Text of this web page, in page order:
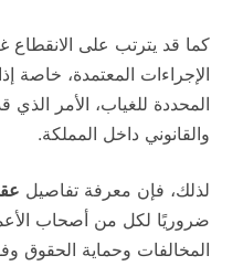
كما قد يترتب على الانقطاع
الإجراءات المعتمدة، خاصة
المحددة للغياب، الأمر
والقانوني داخل المملكة.
لذلك، فإن معرفة تفاصيل
ضروريًا لكل من أصحاب
المخالفات وحماية الحقوق